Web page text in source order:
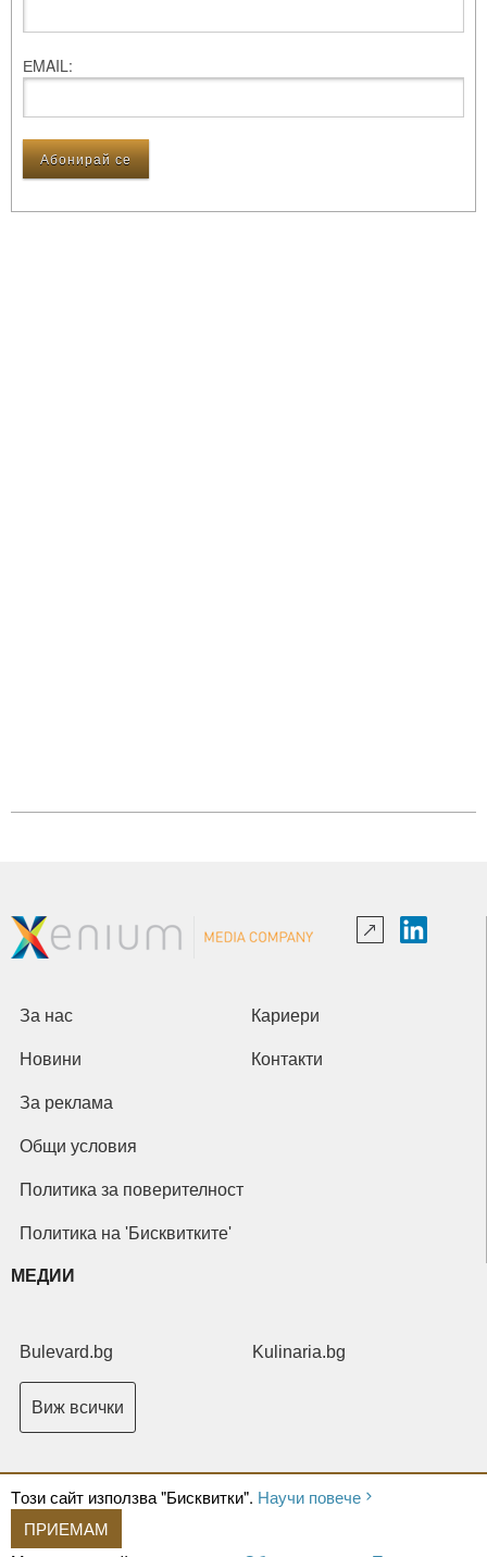
ЕMAIL:
Tози сайт използва "Бисквитки". Научи повече
ПРИЕМАМ
За нас Кариери
Новини Контакти
За реклама
Общи условия
Политика за поверителност
Политика на 'Бисквитките'
МЕДИИ
Bulevard.bg Kulinaria.bg
Виж всички
Copyright © 2026 Ксениум ООД. Всички права запазени.